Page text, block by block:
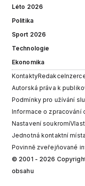
Léto 2026
Politika
Sport 2026
Technologie
Ekonomika
KontaktyRedakce
Autorská práva k
Podmínky pro užívání
Informace o zpracování
Nastavení soukromí
Jednotná kontaktní
Povinně zveřejňované
© 2001 - 2026
obsahu